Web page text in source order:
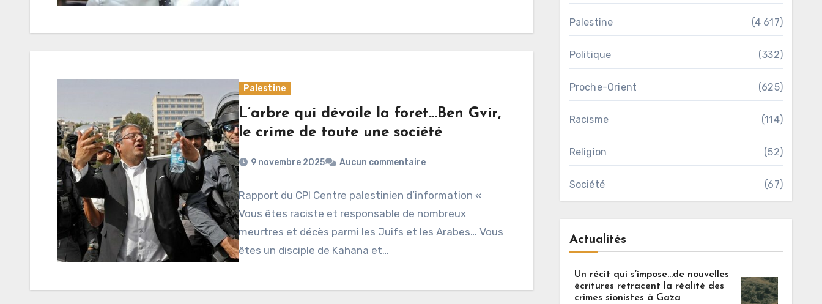
Palestine
L’arbre qui dévoile la foret…Ben Gvir,
le crime de toute une société
9 novembre 2025 Aucun commentaire
Rapport du CPI Centre palestinien d’information «
Vous êtes raciste et responsable de nombreux
meurtres et décès parmi les Juifs et les Arabes… Vous
êtes un disciple de Kahana et…
Palestine (4 617)
Politique (332)
Proche-Orient (625)
Racisme (114)
Religion (52)
Société (67)
Actualités
Un récit qui s’impose…de nouvelles
écritures retracent la réalité des
crimes sionistes à Gaza